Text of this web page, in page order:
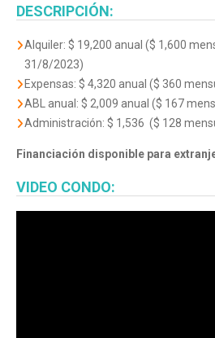
DESCRIPCIÓN:
Alquiler: $ 19,200 anual ($ 1,600
31/8/2023)
Expensas: $ 4,320 anual ($ 360
ABL anual: $ 2,009 anual ($ 167
Administración: $ 1,536 ($ 128
Financiación disponible para
VIDEO CONDO: